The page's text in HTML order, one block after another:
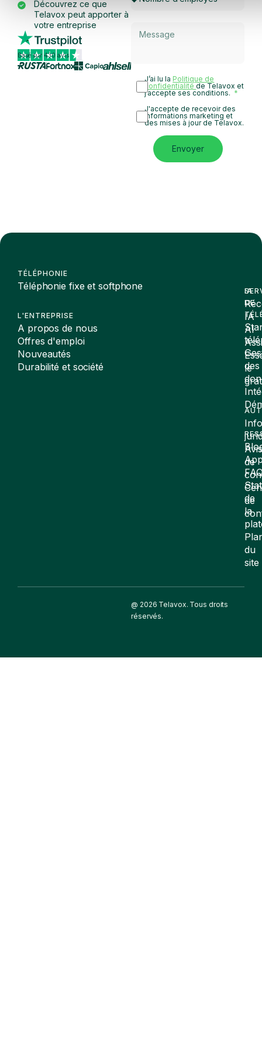
Découvrez ce que
Telavox peut apporter à
votre entreprise
Basé sur 430 avis
J’ai lu la Politique de
confidentialitéde Telavox et
j’accepte ses conditions.
J'accepte de recevoir des
informations marketing et
des mises à jour de Telavox.
Envoyer
TÉLÉPHONIE
Téléphonie fixe et softphone
L'ENTREPRISE
A propos de nous
Offres d'emploi
Nouveautés
Durabilité et société
DE
des
de
la
du
site
IA
IA
AI
le
Avis
de
de
@ 2026 Telavox. Tous droits
réservés.